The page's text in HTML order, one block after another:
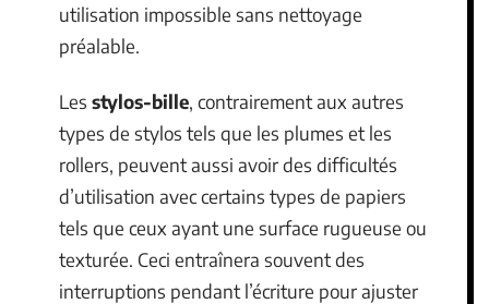
utilisation impossible sans nettoyage
préalable.
Les stylos-bille, contrairement aux autres
types de stylos tels que les plumes et les
rollers, peuvent aussi avoir des difficultés
d’utilisation avec certains types de papiers
tels que ceux ayant une surface rugueuse ou
texturée. Ceci entraînera souvent des
interruptions pendant l’écriture pour ajuster